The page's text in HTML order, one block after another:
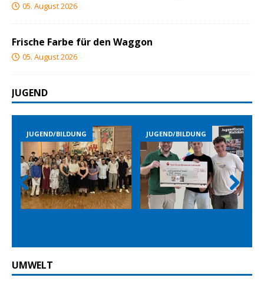
05. August 2026
Frische Farbe für den Waggon
05. August 2026
JUGEND
JUGEND/BILDUNG JUGEND/BILDUNG
Prev
ious
Nex
t
UMWELT